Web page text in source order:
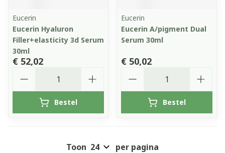
Eucerin
Eucerin Hyaluron
Filler+elasticity 3d Serum
30ml
€ 52,02
Bestel
Eucerin
Eucerin A/pigment Dual
Serum 30ml
€ 50,02
Bestel
Toon per pagina